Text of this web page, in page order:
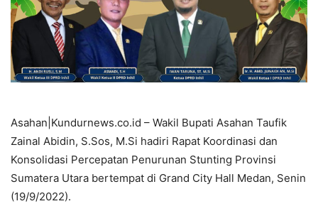
Asahan|Kundurnews.co.id – Wakil Bupati Asahan Taufik
Zainal Abidin, S.Sos, M.Si hadiri Rapat Koordinasi dan
Konsolidasi Percepatan Penurunan Stunting Provinsi
Sumatera Utara bertempat di Grand City Hall Medan, Senin
(19/9/2022).